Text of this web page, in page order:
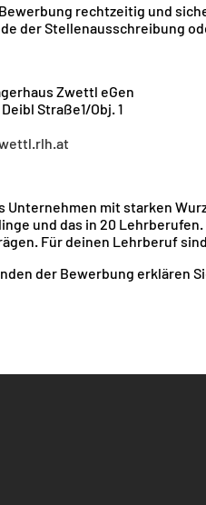
rechtzeitig und
der Stellenausschreibung
Zwettl eGen
Straße1/Obj. 1
Unternehmen mit starken
und das in 20
Für deinen Lehrberuf
der Bewerbung erklären